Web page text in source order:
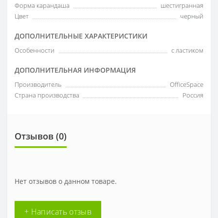
Форма карандаша
шестигранная
Цвет
черный
ДОПОЛНИТЕЛЬНЫЕ ХАРАКТЕРИСТИКИ
Особенности с ластиком
ДОПОЛНИТЕЛЬНАЯ ИНФОРМАЦИЯ
Производитель
OfficeSpace
Страна производства
Россия
Отзывов (0)
Нет отзывов о данном товаре.
+ Написать отзыв